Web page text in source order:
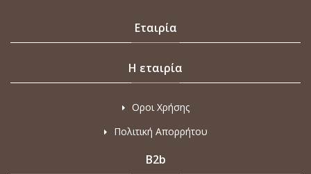
Εταιρία
Η εταιρία
Οροι Χρήσης
Πολιτική Απορρήτου
B2b